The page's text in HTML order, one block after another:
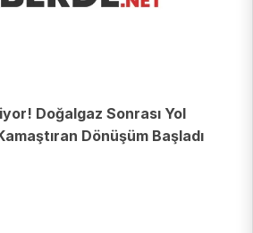
Doğalgaz Sonrası Yol
Dönüşüm Başladı